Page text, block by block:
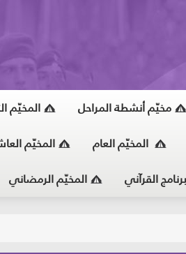
مخيّم أنشطة المراحل المخيّم
المخيّم العام المخيّم
القرآني المخيّم الرمضاني